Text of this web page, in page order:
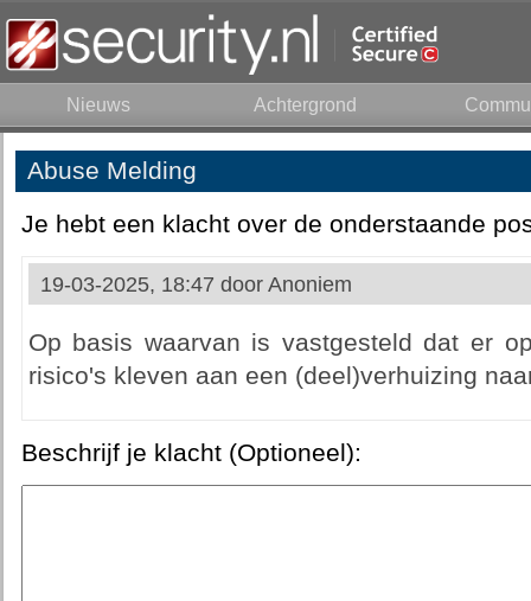
Nieuws Achtergrond
Abuse Melding
Je hebt een klacht over de onderstaande
19-03-2025, 18:47 door Anoniem
Op basis waarvan is vastgesteld dat er
risico's kleven aan een (deel)verhuizing
Beschrijf je klacht (Optioneel):